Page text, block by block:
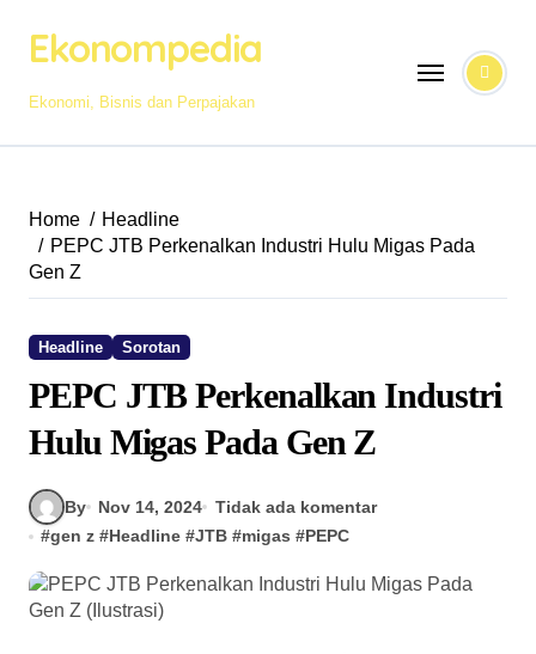
contentEkonompedia
Ekonomi, Bisnis dan Perpajakan
Home
Headline
PEPC JTB Perkenalkan Industri Hulu Migas Pada
Gen Z
Headline Sorotan
PEPC JTB Perkenalkan Industri
Hulu Migas Pada Gen Z
By Nov 14, 2024
Tidak ada komentar
#gen z #Headline #JTB #migas #PEPC